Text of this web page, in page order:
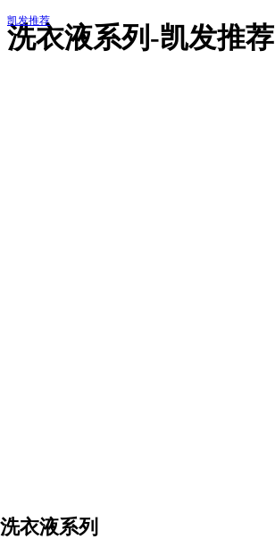
洗衣液系列-凯发推荐
凯发推荐
洗衣液系列